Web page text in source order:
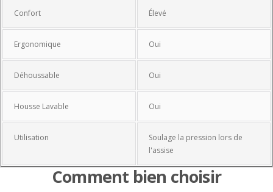
Confort Élevé
Ergonomique Oui
Déhoussable Oui
Housse Lavable Oui
Utilisation
Soulage la pression lors de
l'assise
Comment bien choisir